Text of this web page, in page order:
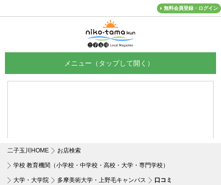
無料会員登録・ログイン
二子玉川HOME お店検索
学校 教育機関（小学校・中学校・高校・大学・専門学校）
大学・大学院 多摩美術大学・上野毛キャンパス 口コミ
メニュー